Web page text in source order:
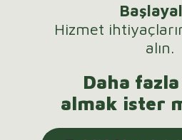
Hizmet
alın.
Daha
almak ister